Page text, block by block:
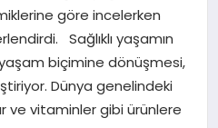
göre incelerken
Sağlıklı yaşamın
biçimine dönüşmesi,
Dünya genelindeki
ve vitaminler gibi ürünlere